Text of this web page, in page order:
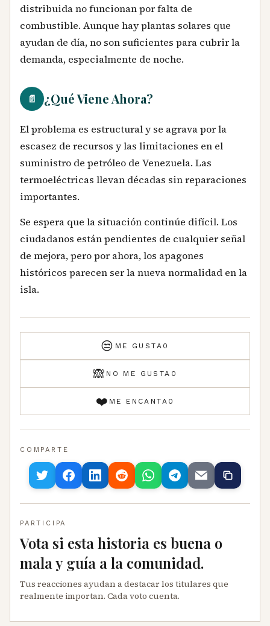
distribuida no funcionan por falta de
combustible. Aunque hay plantas solares que
ayudan de día, no son suficientes para cubrir la
demanda, especialmente de noche.
📄 ¿Qué Viene Ahora?
El problema es estructural y se agrava por la
escasez de recursos y las limitaciones en el
suministro de petróleo de Venezuela. Las
termoeléctricas llevan décadas sin reparaciones
importantes.
Se espera que la situación continúe difícil. Los
ciudadanos están pendientes de cualquier señal
de mejora, pero por ahora, los apagones
históricos parecen ser la nueva normalidad en la
isla.
😒 ME GUSTA 0
🙈 NO ME GUSTA 0
❤️ ME ENCANTA 0
COMPARTE
PARTICIPA
Vota si esta historia es buena o
mala y guía a la comunidad.
Tus reacciones ayudan a destacar los titulares que
realmente importan. Cada voto cuenta.